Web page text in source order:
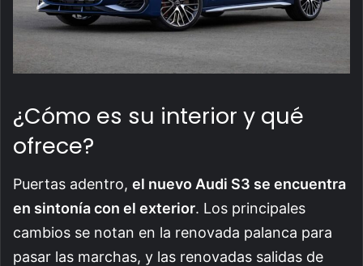
¿Cómo es su interior y qué
ofrece?
Puertas adentro, el nuevo Audi S3 se encuentra
en sintonía con el exterior. Los principales
cambios se notan en la renovada palanca para
pasar las marchas, y las renovadas salidas de